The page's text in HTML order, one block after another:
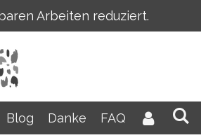
Arbeiten reduziert.
Blog Danke FAQ